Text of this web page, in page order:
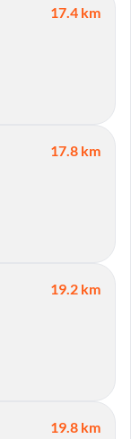
17.4 km
17.8 km
19.2 km
19.8 km